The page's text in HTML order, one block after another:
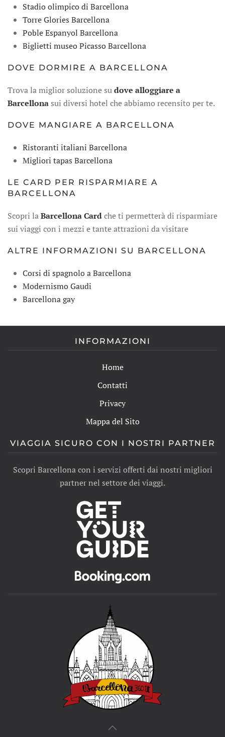
Stadio olimpico di Barcellona
Torre Glories Barcellona
Poble Espanyol Barcellona
Biglietti museo Picasso Barcellona
DOVE DORMIRE A BARCELLONA
Trova la miglior soluzione sudove alloggiare a
Barcellona sui diversi hotel che abbiamo recensito per te.
DOVE MANGIARE A BARCELLONA
Ristoranti italiani Barcellona
Migliori tapas Barcellona
LE CARD PER RISPARMIARE A
BARCELLONA
Scopri laBarcellona Cardche ti permetterà di risparmiare
sui viaggi con i mezzi e tante attrazioni da visitare
ALTRE INFORMAZIONI SU BARCELLONA
Corsi di spagnolo a Barcellona
Modernismo Gaudi
Barcellona gay
INFORMAZIONI
Home
Contatti
Privacy
Mappa del Sito
VIAGGIA SICURO CON I NOSTRI PARTNER
Scopri Barcellona con i servizi offerti dai nostri migliori
partner nel settore dei viaggi.